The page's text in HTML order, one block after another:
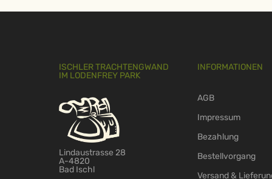
ISCHLER TRACHTENGWAND
IM LODENFREY PARK
Lindaustrasse 28
A-4820
Bad Ischl
INFORMATIONEN
AGB
Impressum
Bezahlung
Bestellvorgang
Versand &